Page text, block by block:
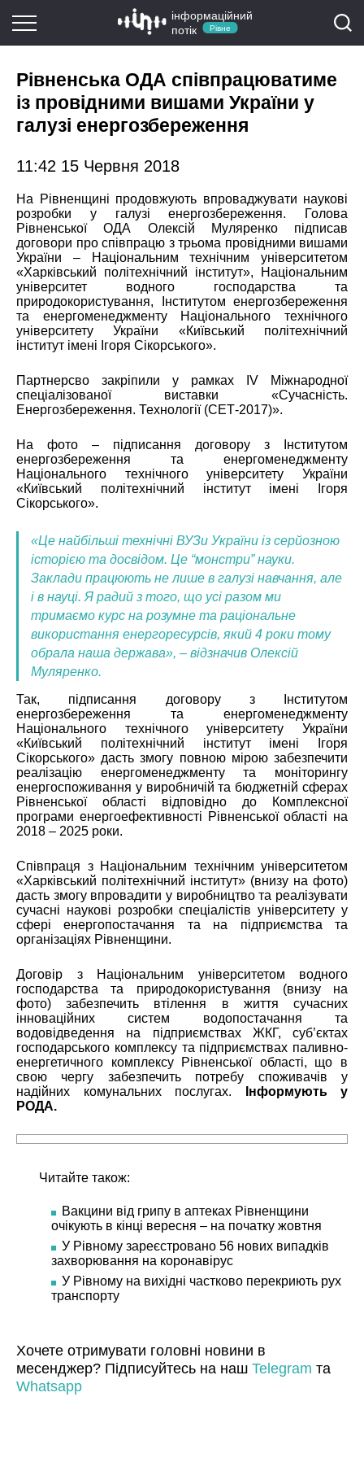
інформаційний
потік
Рівне
Рівненська ОДА співпрацюватиме
із провідними вишами України у
галузі енергозбереження
11:42 15 Червня 2018
На Рівненщині продовжують впроваджувати наукові
розробки у галузі енергозбереження. Голова
Рівненської ОДА Олексій Муляренко підписав
договори про співпрацю з трьома провідними вишами
України – Національним технічним університетом
«Харківський політехнічний інститут», Національним
університет водного господарства та
природокористування, Інститутом енергозбереження
та енергоменеджменту Національного технічного
університету України «Київський політехнічний
інститут імені Ігоря Сікорського».
Партнерсво закріпили у рамках ІV Міжнародної
спеціалізованої виставки «Сучасність.
Енергозбереження. Технології (СЕТ-2017)».
На фото – підписання договору з Інститутом
енергозбереження та енергоменеджменту
Національного технічного університету України
«Київський політехнічний інститут імені Ігоря
Сікорського».
«Це найбільші технічні ВУЗи України із серйозною
історією та досвідом. Це “монстри” науки.
Заклади працюють не лише в галузі навчання, але
і в науці. Я радий з того, що усі разом ми
тримаємо курс на розумне та раціональне
використання енергоресурсів, який 4 роки тому
обрала наша держава», – відзначив Олексій
Муляренко.
Так, підписання договору з Інститутом
енергозбереження та енергоменеджменту
Національного технічного університету України
«Київський політехнічний інститут імені Ігоря
Сікорського» дасть змогу повною мірою забезпечити
реалізацію енергоменеджменту та моніторингу
енергоспоживання у виробничій та бюджетній сферах
Рівненської області відповідно до Комплексної
програми енергоефективності Рівненської області на
2018 – 2025 роки.
Співпраця з Національним технічним університетом
«Харківський політехнічний інститут» (внизу на фото)
дасть змогу впровадити у виробництво та реалізувати
сучасні наукові розробки спеціалістів університету у
сфері енергопостачання та на підприємства та
організаціях Рівненщини.
Договір з Національним університетом водного
господарства та природокористування (внизу на
фото) забезпечить втілення в життя сучасних
інноваційних систем водопостачання та
водовідведення на підприємствах ЖКГ, суб’єктах
господарського комплексу та підприємствах паливно-
енергетичного комплексу Рівненської області, що в
свою чергу забезпечить потребу споживачів у
надійних комунальних послугах.
Інформують у
РОДА.
Читайте також:
Вакцини від грипу в аптеках Рівненщини
очікують в кінці вересня – на початку жовтня
У Рівному зареєстровано 56 нових випадків
захворювання на коронавірус
У Рівному на вихідні частково перекриють рух
транспорту
Хочете отримувати головні новини в
месенджер? Підписуйтесь на наш Telegram та
Whatsapp